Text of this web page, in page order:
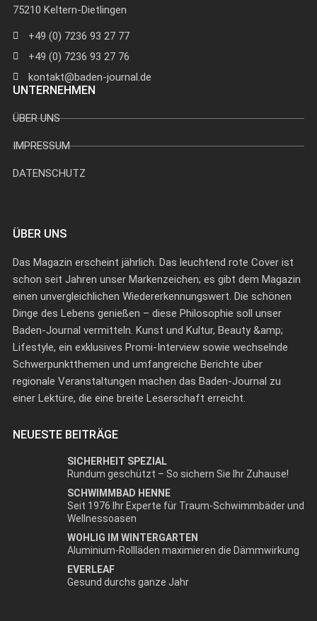
75210 Keltern-Dietlingen
+49 (0) 7236 93 27 77
+49 (0) 7236 93 27 76
kontakt@baden-journal.de
UNTERNEHMEN
ÜBER UNS
IMPRESSUM
DATENSCHUTZ
ÜBER UNS
Das Magazin erscheint jährlich. Das leuchtend rote Cover ist
schon seit Jahren unser Markenzeichen; es gibt dem Magazin
einen unvergleichlichen Wiedererkennungswert. Die schönen
Dinge des Lebens genießen – diese Philosophie soll unser
Baden-Journal vermitteln. Kunst und Kultur, Beauty &amp;
Lifestyle, ein exklusives Promi-Interview sowie wechselnde
Schwerpunktthemen und umfangreiche Berichte über
regionale Veranstaltungen machen das Baden-Journal zu
einer Lektüre, die eine breite Leserschaft erreicht.
NEUESTE BEITRÄGE
SICHERHEIT SPEZIAL
Rundum geschützt – So sichern Sie Ihr Zuhause!
SCHWIMMBAD HENNE
Seit 1976 Ihr Experte für Traum-Schwimmbäder und
Wellnessoasen
WOHLIG IM WINTERGARTEN
Aluminium-Rollläden maximieren die Dämmwirkung
EVERLEAF
Gesund durchs ganze Jahr